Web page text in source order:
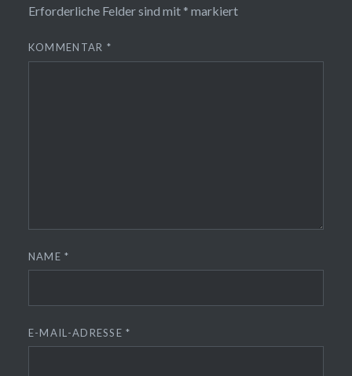
Erforderliche Felder sind mit * markiert
KOMMENTAR *
NAME*
E-MAIL-ADRESSE*